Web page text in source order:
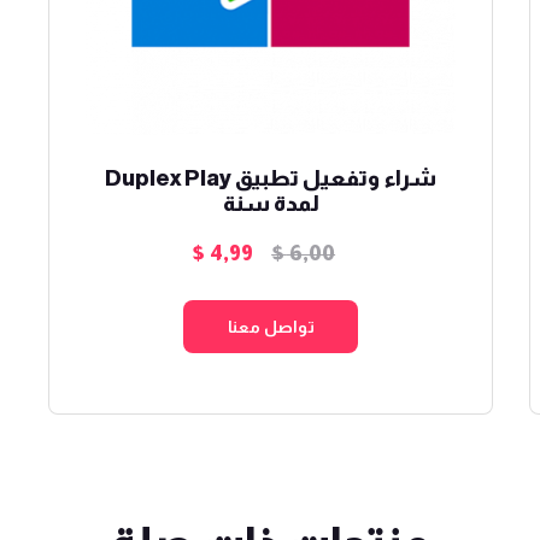
شراء وتفعيل تطبيق Duplex Play
لمدة سنة
$6,00
السعر
هو:
$ 4,99
تواصل معنا